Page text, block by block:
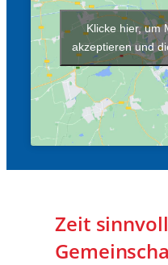
Klicke hier, um
akzeptieren und
Zeit